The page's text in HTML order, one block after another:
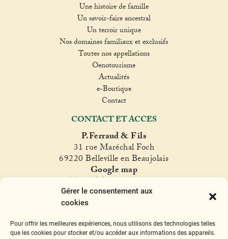
Gérer le consentement aux
cookies
Pour offrir les meilleures expériences, nous utilisons des technologies telles
que les cookies pour stocker et/ou accéder aux informations des appareils.
Une histoire de famille
Un savoir-faire ancestral
Un terroir unique
Nos domaines familiaux et exclusifs
Toutes nos appellations
Oenotourisme
Actualités
e-Boutique
Contact
CONTACT ET ACCES
P.Ferraud & Fils
31 rue Maréchal Foch
69220 Belleville en Beaujolais
Google map
T. +33(0)4 74 06 47 60
ferraud@ferraud.com
Instagram
Facebook
Twitter
YouTube